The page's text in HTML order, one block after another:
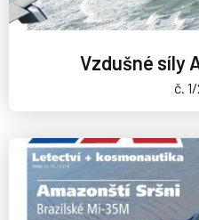
Vzdušné síly
č.